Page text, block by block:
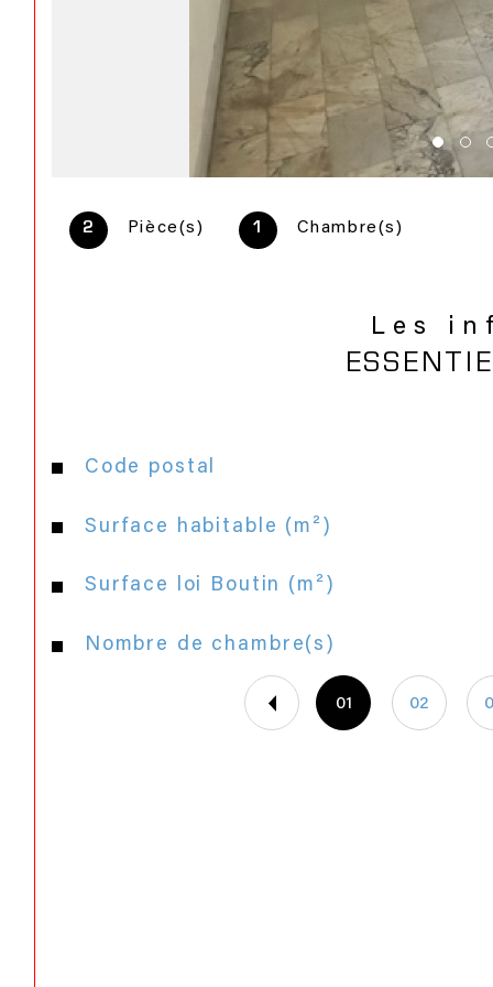
2 Pièce(s) 1 Chambre(s)
Les
Caractéristiques Valeurs
Code postal
Surface habitable (m²)
Surface loi Boutin (m²)
Nombre de chambre(s)
01 02